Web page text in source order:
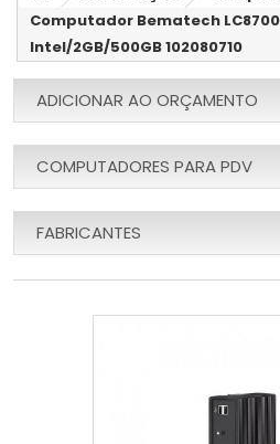
Computador Bematech LC8700
Intel/2GB/500GB 102080710
ADICIONAR AO ORÇAMENTO
COMPUTADORES PARA PDV
FABRICANTES